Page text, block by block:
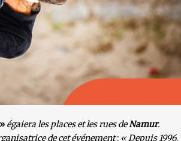
égaiera les places et les rues deNamur.
de cet événement: « Depuis 1996,